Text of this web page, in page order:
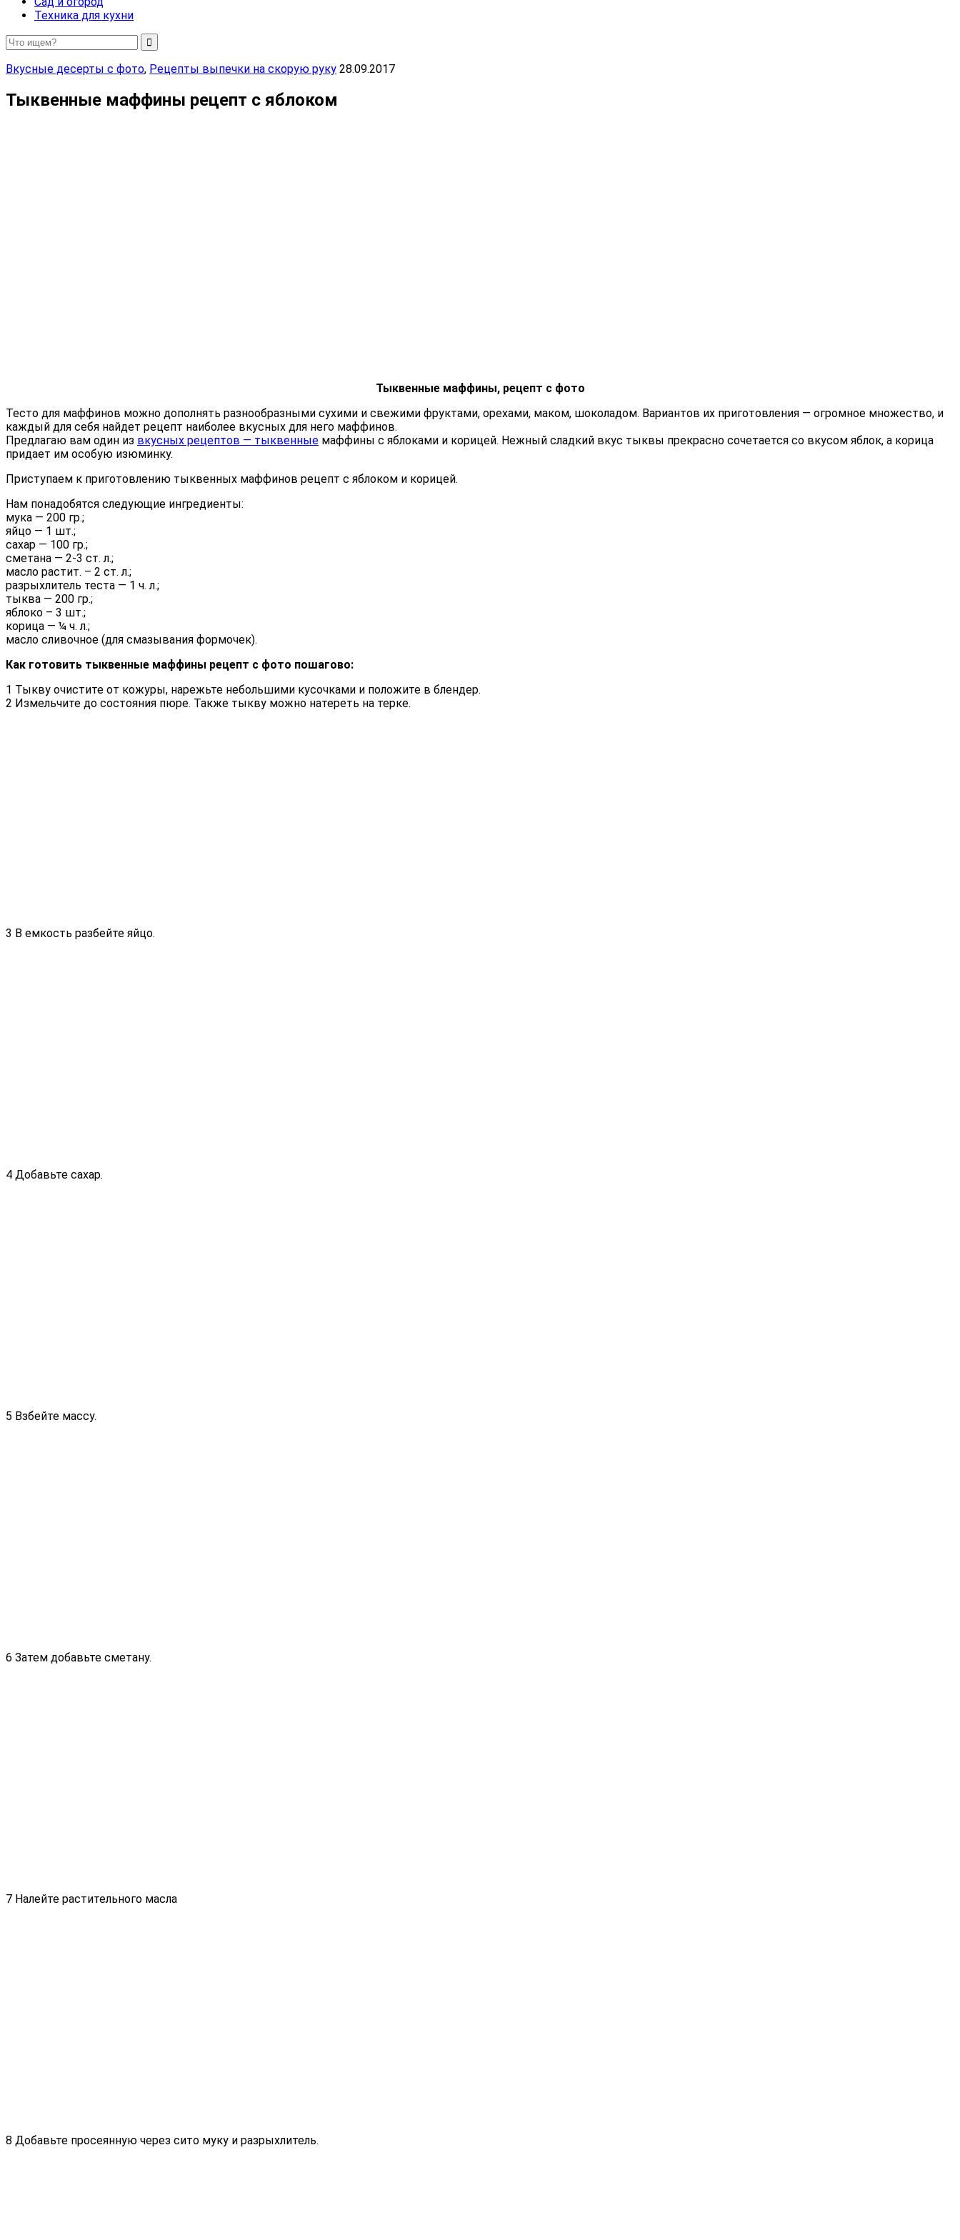
Техника для кухни
Вкусные десерты с фото, Рецепты выпечки на скорую руку 28.09.2017
Тыквенные маффины рецепт с яблоком
Тыквенные маффины, рецепт с фото
Тесто для маффинов можно дополнять разнообразными сухими и свежими фруктами, орехами, маком, шоколадом. Вариантов их приготовления — огромное множество, и
каждый для себя найдет рецепт наиболее вкусных для него маффинов.
Предлагаю вам один из вкусных рецептов — тыквенные маффины с яблоками и корицей. Нежный сладкий вкус тыквы прекрасно сочетается со вкусом яблок, а корица
придает им особую изюминку.
Приступаем к приготовлению тыквенных маффинов рецепт с яблоком и корицей.
Нам понадобятся следующие ингредиенты:
мука — 200 гр.;
яйцо — 1 шт.;
сахар — 100 гр.;
сметана — 2-3 ст. л.;
масло растит. – 2 ст. л.;
разрыхлитель теста — 1 ч. л.;
тыква — 200 гр.;
яблоко – 3 шт.;
корица — ¼ ч. л.;
масло сливочное (для смазывания формочек).
Как готовить тыквенные маффины рецепт с фото пошагово:
1 Тыкву очистите от кожуры, нарежьте небольшими кусочками и положите в блендер.
2 Измельчите до состояния пюре. Также тыкву можно натереть на терке.
3 В емкость разбейте яйцо.
4 Добавьте сахар.
5 Взбейте массу.
6 Затем добавьте сметану.
7 Налейте растительного масла
8 Добавьте просеянную через сито муку и разрыхлитель.